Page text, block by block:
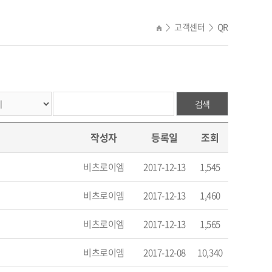
> 고객센터 > QR
검색
작성자 등록일 조회
비츠로이엠 2017-12-13 1,545
비츠로이엠 2017-12-13 1,460
비츠로이엠 2017-12-13 1,565
비츠로이엠 2017-12-08 10,340